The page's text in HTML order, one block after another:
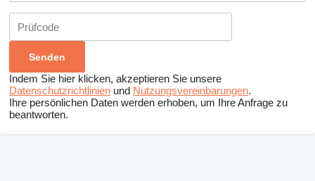
Indem Sie hier klicken, akzeptieren Sie unsere
Datenschutzrichtlinien und Nutzungsvereinbarungen.
Ihre persönlichen Daten werden erhoben, um Ihre Anfrage zu
beantworten.